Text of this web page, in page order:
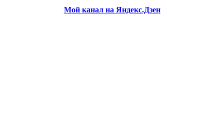
Мой канал на Яндекс.Дзен